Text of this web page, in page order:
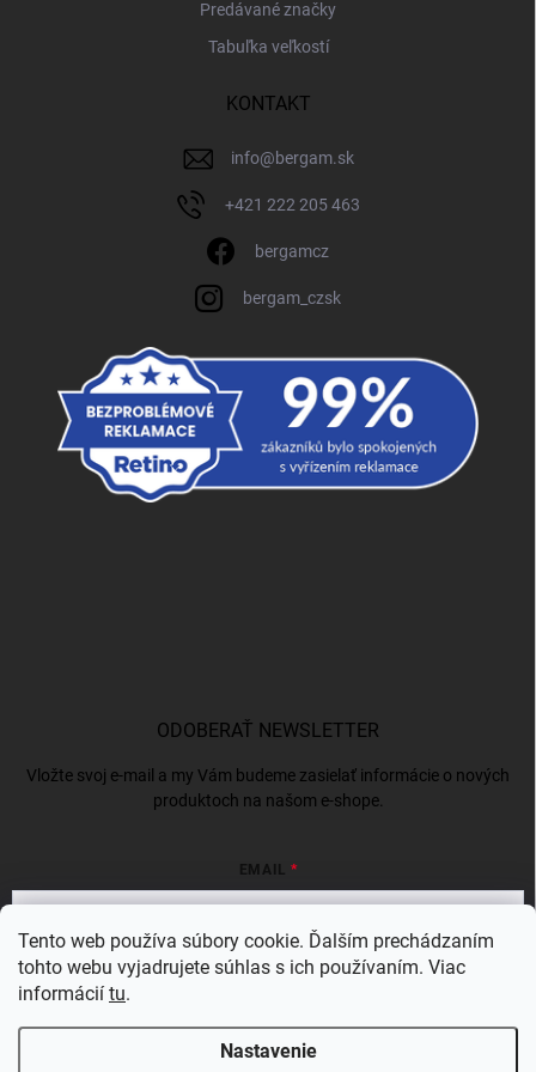
Tento web používa súbory cookie. Ďalším prechádzaním
tohto webu vyjadrujete súhlas s ich používaním. Viac
informácií tu.
Nastavenie
Predávané značky
Tabuľka veľkostí
KONTAKT
info@bergam.sk
+421 222 205 463
bergamcz
bergam_czsk
ODOBERAŤ NEWSLETTER
Vložte svoj e-mail a my Vám budeme zasielať informácie o nových
produktoch na našom e-shope.
EMAIL
Vložením e-mailu súhlasíte s
Prihlásiť sa